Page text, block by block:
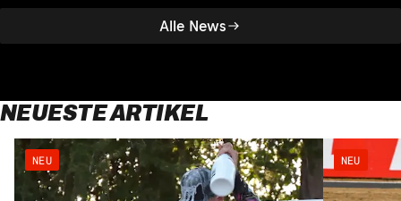
Alle News
NEUESTE ARTIKEL
NEU NEU